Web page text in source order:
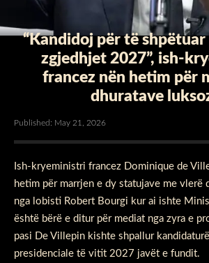
“Kandidoj për të shpëtuar
zgjedhjet 2027”, ish-
francez nën hetim për
dhuratave
Published: May 21, 2026
Ish-kryeministri francez Dominique de
hetim për marrjen e dy statujave me vlerë
nga lobisti Robert Bourgi kur ai ishte
është bërë e ditur për mediat nga zyra e
pasi De Villepin kishte shpallur
presidenciale të vitit 2027 javët e fundit.